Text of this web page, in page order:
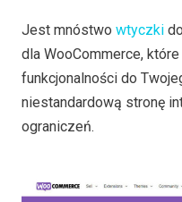
Jest mnóstwo wtyczki
dla WooCommerce,
funkcjonalności do
niestandardową stronę
ograniczeń.